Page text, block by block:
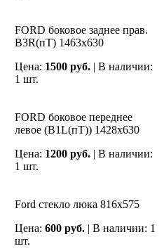
FORD боковое заднее прав.
В3R(пТ) 1463х630
Цена: 1500 руб. | В наличии:
1 шт.
FORD боковое переднее
левое (B1L(пТ)) 1428х630
Цена: 1200 руб. | В наличии:
1 шт.
Ford стекло люка 816х575
Цена: 600 руб. | В наличии: 1
шт.